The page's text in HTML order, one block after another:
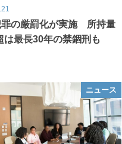
罪の厳罰化が実施 所持量
は最長30年の禁錮刑も
ニュース